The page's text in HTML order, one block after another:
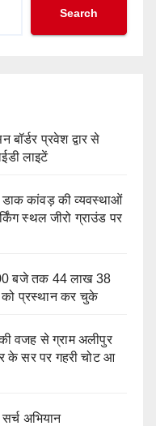
Search
प्रवेश द्वार से
लाइटें
डाक कांवड़ की व्यवस्थाओं
स्थल जीरो ग्राउंड पर
बजे तक 44 लाख 38
प्रस्थान कर चुके
वजह से ग्राम अलीपुर
के सर पर गहरी चोट आ
अभियान